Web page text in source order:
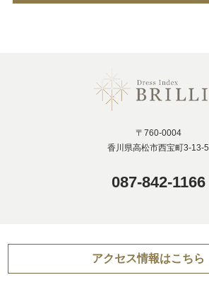
〒760-0004
香川県高松市西宝町3-13-5
087-842-1166
アクセス情報はこちら